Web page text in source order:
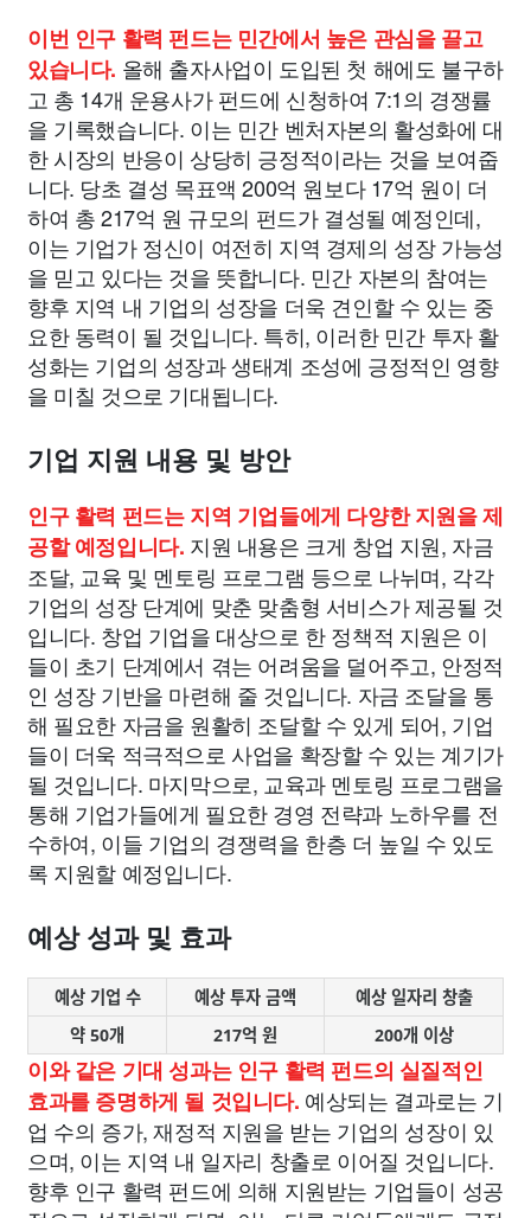
이번 인구 활력 펀드는 민간에서 높은 관심을 끌고
있습니다. 올해 출자사업이 도입된 첫 해에도 불구하
고 총 14개 운용사가 펀드에 신청하여 7:1의 경쟁률
을 기록했습니다. 이는 민간 벤처자본의 활성화에 대
한 시장의 반응이 상당히 긍정적이라는 것을 보여줍
니다. 당초 결성 목표액 200억 원보다 17억 원이 더
하여 총 217억 원 규모의 펀드가 결성될 예정인데,
이는 기업가 정신이 여전히 지역 경제의 성장 가능성
을 믿고 있다는 것을 뜻합니다. 민간 자본의 참여는
향후 지역 내 기업의 성장을 더욱 견인할 수 있는 중
요한 동력이 될 것입니다. 특히, 이러한 민간 투자 활
성화는 기업의 성장과 생태계 조성에 긍정적인 영향
을 미칠 것으로 기대됩니다.
기업 지원 내용 및 방안
인구 활력 펀드는 지역 기업들에게 다양한 지원을 제
공할 예정입니다. 지원 내용은 크게 창업 지원, 자금
조달, 교육 및 멘토링 프로그램 등으로 나뉘며, 각각
기업의 성장 단계에 맞춘 맞춤형 서비스가 제공될 것
입니다. 창업 기업을 대상으로 한 정책적 지원은 이
들이 초기 단계에서 겪는 어려움을 덜어주고, 안정적
인 성장 기반을 마련해 줄 것입니다. 자금 조달을 통
해 필요한 자금을 원활히 조달할 수 있게 되어, 기업
들이 더욱 적극적으로 사업을 확장할 수 있는 계기가
될 것입니다. 마지막으로, 교육과 멘토링 프로그램을
통해 기업가들에게 필요한 경영 전략과 노하우를 전
수하여, 이들 기업의 경쟁력을 한층 더 높일 수 있도
록 지원할 예정입니다.
예상 성과 및 효과
예상 기업 수 예상 투자 금액
예상 일자리 창출
약 50개
217억 원 200개 이상
이와 같은 기대 성과는 인구 활력 펀드의 실질적인
효과를 증명하게 될 것입니다. 예상되는 결과로는 기
업 수의 증가, 재정적 지원을 받는 기업의 성장이 있
으며, 이는 지역 내 일자리 창출로 이어질 것입니다.
향후 인구 활력 펀드에 의해 지원받는 기업들이 성공